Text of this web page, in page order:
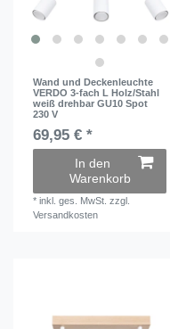
Wand und Deckenleuchte
VERDO 3-fach L Holz/Stahl
weiß drehbar GU10 Spot
230 V
69,95 € *
In den
Warenkorb
*inkl. ges. MwSt. zzgl.
Versandkosten